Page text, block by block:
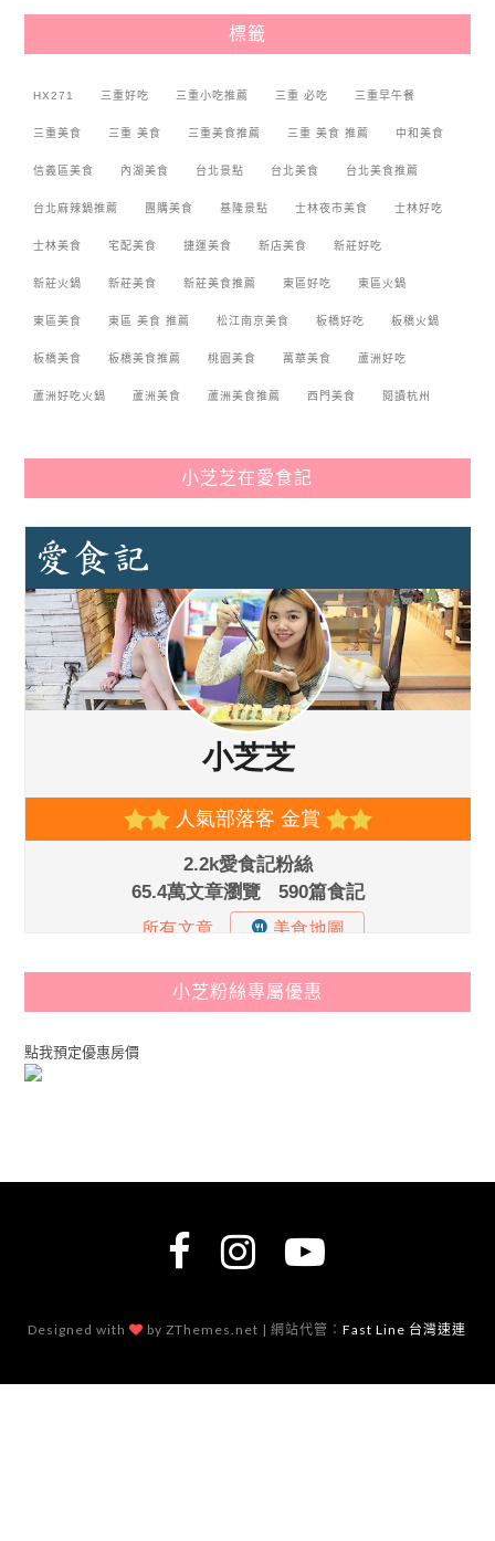
標籤
HX271 三重好吃 三重小吃推薦 三重 必吃 三重早午餐
三重美食 三重 美食 三重美食推薦 三重 美食 推薦 中和美食
信義區美食 內湖美食 台北景點 台北美食 台北美食推薦
台北麻辣鍋推薦 團購美食 基隆景點 士林夜市美食 士林好吃
士林美食 宅配美食 捷運美食 新店美食 新莊好吃
新莊火鍋 新莊美食 新莊美食推薦 東區好吃 東區火鍋
東區美食 東區 美食 推薦 松江南京美食 板橋好吃 板橋火鍋
板橋美食 板橋美食推薦 桃園美食 萬華美食 蘆洲好吃
蘆洲好吃火鍋 蘆洲美食 蘆洲美食推薦 西門美食 閱讀杭州
小芝芝在愛食記
小芝粉絲專屬優惠
點我預定優惠房價
Designed with by ZThemes.net | 網站代管：Fast Line 台灣速連